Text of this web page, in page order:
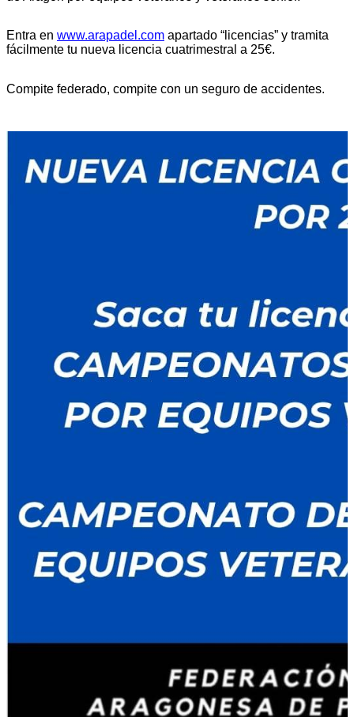
Entra en www.arapadel.com apartado “licencias” y tramita
fácilmente tu nueva licencia cuatrimestral a 25€.
Compite federado, compite con un seguro de accidentes.